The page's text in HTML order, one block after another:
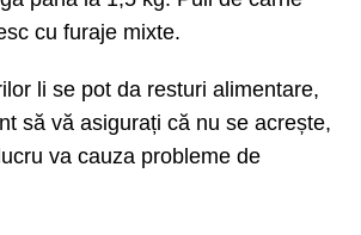
cu furaje mixte.
li se pot da resturi alimentare,
să vă asigurați că nu se acrește,
va cauza probleme de